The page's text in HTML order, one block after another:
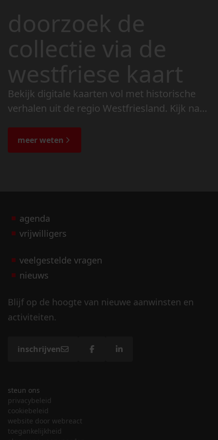
doorzoek de
collectie via de
westfriese kaart
Bekijk digitale kaarten vol met historische
verhalen uit de regio Westfriesland. Kijk naar
de bijzondere verhalen.
meer weten
agenda
vrijwilligers
veelgestelde vragen
nieuws
Blijf op de hoogte van nieuwe aanwinsten en
activiteiten.
inschrijven
steun ons
privacybeleid
cookiebeleid
website door webreact
toegankelijkheid